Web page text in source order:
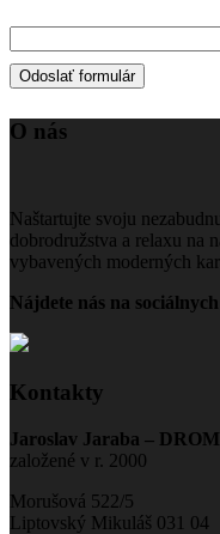
O nás
Naštartujte svoju
dobrodružstva a relaxu na
vybavených moderných
Nájdete nás na
Kontakty
Jaroslav Jaraba –
založené v r. 2000
Morušová 522/5
Liptovský Mikuláš 031 04